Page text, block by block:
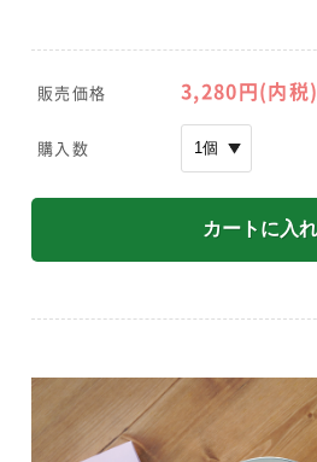
販売価格 3,280円(内税)
購入数